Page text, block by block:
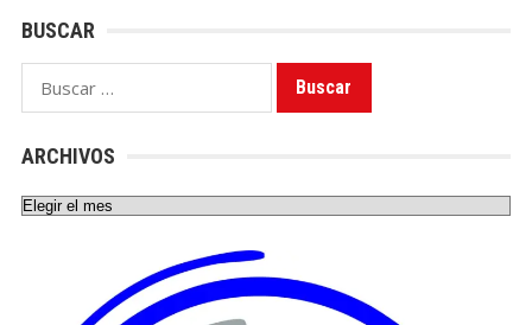
BUSCAR
Buscar:
ARCHIVOS
Archivos